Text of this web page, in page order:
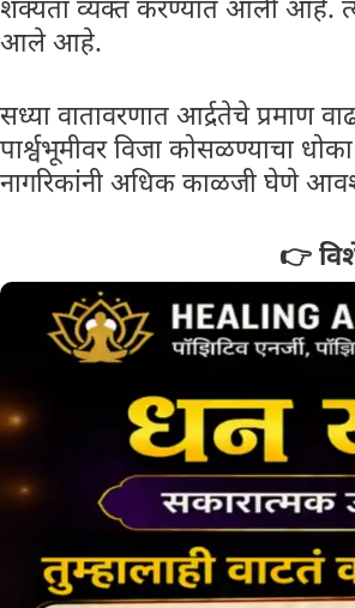
शक्यता व्यक्त करण्यात आली आहे.
आले आहे.
सध्या वातावरणात आर्द्रतेचे
पार्श्वभूमीवर विजा कोसळण्याचा
नागरिकांनी अधिक काळजी घेणे
👉